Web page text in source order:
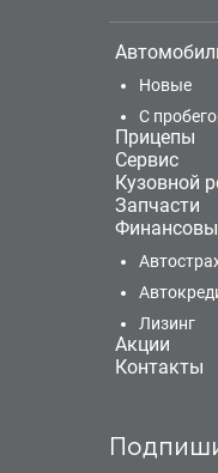
Новые
С
Прицепы
Сервис
Кузовной
Запчасти
Лизинг
Акции
Контакты